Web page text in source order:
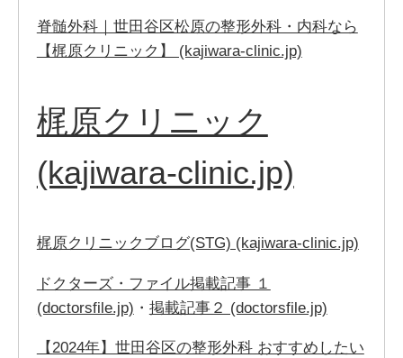
脊髄外科｜世田谷区松原の整形外科・内科なら
【梶原クリニック】 (kajiwara-clinic.jp)
梶原クリニック
(kajiwara-clinic.jp)
梶原クリニックブログ(STG) (kajiwara-clinic.jp)
ドクターズ・ファイル掲載記事 １
(doctorsfile.jp) ・ 掲載記事２ (doctorsfile.jp)
【2024年】世田谷区の整形外科 おすすめしたい